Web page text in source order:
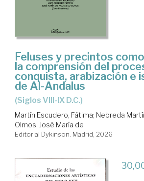
Feluses y precintos
la comprensión del
conquista, arabización e
de Al-Andalus
(siglos VIII-IX D.C.)
Martín Escudero, Fátima; Nebreda
Olmos, José María de
Editorial Dykinson. Madrid, 2026